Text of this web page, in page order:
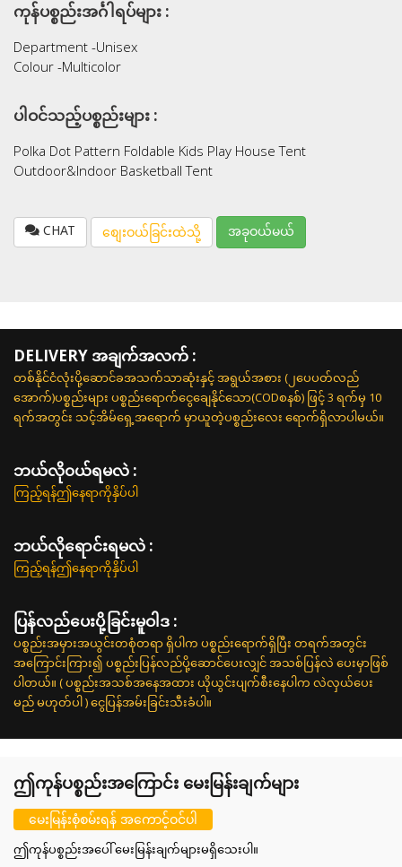
ကုန်ပစ္စည်းအင်္ဂါရပ်များ :
Department -Unisex
Colour -Multicolor
ပါဝင်သည့်ပစ္စည်းများ :
Polka Dot Pattern Foldable Kids Play House Tent
Outdoor&Indoor Basketball Tent
CHAT စျေးဝယ်ခြင်းထဲသို့ အခုဝယ်မယ်
DELIVERY အချက်အလက် :
တစ်နိုင်ငံလုံးပို့ဆောင်ခအသက်သာဆုံးနှင့် အရွယ်အစား (၂ပေပတ်လည်
အောက်)ပစ္စည်းများ ပစ္စည်းရောက်ငွေချေနိုင်သော(CODစနစ်) ဖြင့် 3 ရက်မှ 10
ရက်အတွင်း သင့်အိမ်ရှေ့အရောက် မှာယူတဲ့ပစ္စည်းလေး ရောက်ရှိလာပါမယ်။
ဘယ်လို၀ယ်ရမလဲ :
ကြည့်ရန်ဤနေရာကိုနှိပ်ပါ
ဘယ်လိုရောင်းရမလဲ :
ကြည့်ရန်ဤနေရာကိုနှိပ်ပါ
ပြန်လည်ပေးပို့ခြင်းမူဝါဒ :
ပစ္စည်းအမှားအယွင်းတစုံတရာ ရှိပါက ပစ္စည်းရောက်ရှိပြီး တရက်အတွင်း
အကြောင်းကြား၍ ပစ္စည်းပြန်လည်ပို့ဆောင်ပေးလျှင် အသစ်ပြန်လဲ ပေးမှာဖြစ်
ပါတယ်။ ( ပစ္စည်းအသစ်အနေအထား ယိုယွင်းပျက်စီးနေပါက လဲလှယ်ပေး
မည် မဟုတ်ပါ ) ငွေပြန်အမ်းခြင်းသီးခံပါ။
ဤကုန်ပစ္စည်းအကြောင်း မေးမြန်းချက်များ
မေးမြန်းစုံစမ်းရန် အကောင့်ဝင်ပါ
ဤကုန်ပစ္စည်းအပေါ် မေးမြန်းချက်များမရှိသေးပါ။